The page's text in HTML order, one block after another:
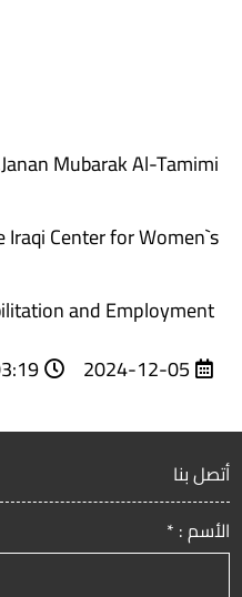
Janan Mubarak Al-Tamimi,
Iraqi Center for Women`s
Rehabilitation and Employment
2024-12-05
03:19
أتصل بنا
الأسم : *